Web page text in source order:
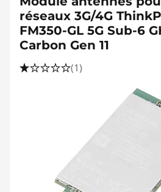
réseaux 3G/4G
FM350-GL 5G Sub-6
Carbon Gen 11
(1)